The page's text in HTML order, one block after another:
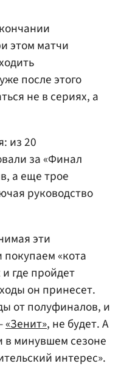
этом матчи
после этого
не в сериях, а
из 20
за «Финал
а еще трое
руководство
эти
«кота
где пройдет
он принесет.
от полуфиналов, и
«Зенит», не будет. А
в минувшем сезоне
интерес».